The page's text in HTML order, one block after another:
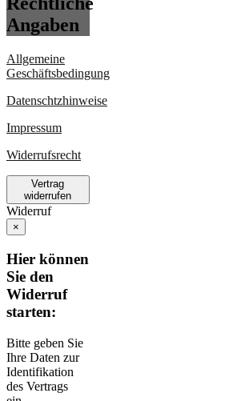
Angaben
Allgemeine
Geschäftsbedingung
Datenschtzhinweise
Impressum
Widerrufsrecht
Vertrag
widerrufen
Widerruf
×
Hier können
Sie den
Widerruf
starten:
Bitte geben Sie
Ihre Daten zur
Identifikation
des Vertrags